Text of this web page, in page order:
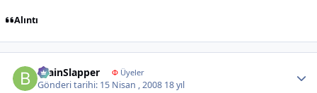
Alıntı
BrainSlapper ΦÜyeler
Gönderi tarihi: 15 Nisan , 2008 18 yıl